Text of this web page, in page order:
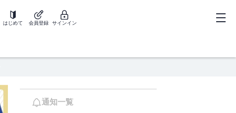
はじめて 会員登録 サインイン
通知一覧